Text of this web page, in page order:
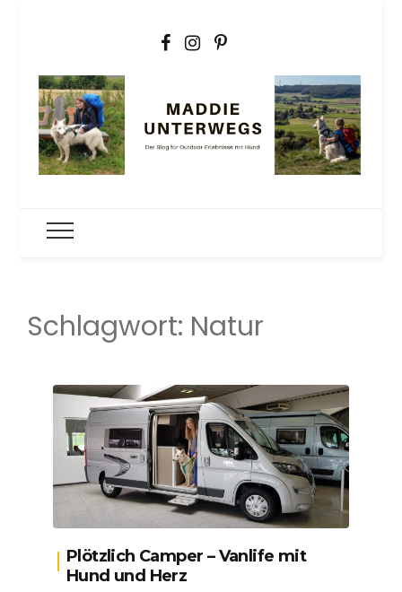
Schlagwort: Natur
Plötzlich Camper – Vanlife mit
Hund und Herz